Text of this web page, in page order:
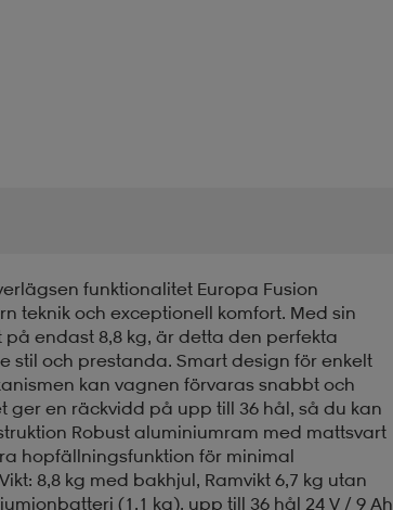
funktionalitet Europa Fusion
teknik och exceptionell komfort. Med sin
endast 8,8 kg, är detta den perfekta
och prestanda. Smart design för enkelt
kan vagnen förvaras snabbt och
en räckvidd på upp till 36 hål, så du kan
Robust aluminiumram med mattsvart
hopfällningsfunktion för minimal
8,8 kg med bakhjul, Ramvikt 6,7 kg utan
(1,1 kg), upp till 36 hål 24 V / 9 Ah